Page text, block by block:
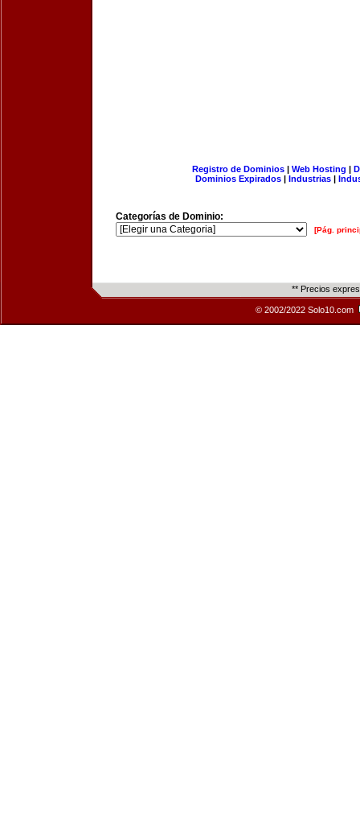
Registro de Dominios| Web Hosting |
Dominios Expirados | Industrias |
Categorías de Dominio:
[Pág.
** Precios
© 2002/2022 Solo10.com